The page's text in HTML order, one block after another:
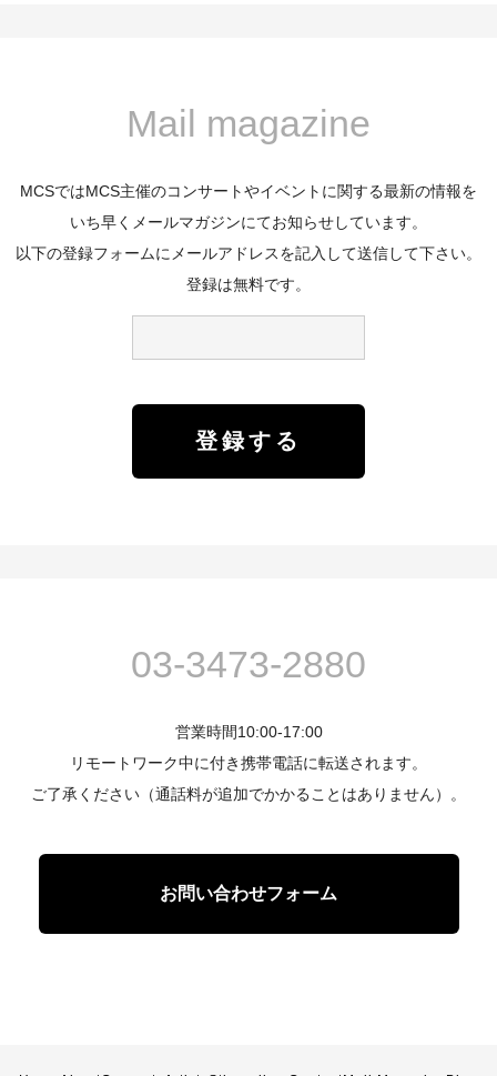
Mail magazine
MCSではMCS主催のコンサートやイベントに関する最新の情報を
いち早くメールマガジンにてお知らせしています。
以下の登録フォームにメールアドレスを記入して送信して下さい。
登録は無料です。
03-3473-2880
営業時間10:00-17:00
リモートワーク中に付き携帯電話に転送されます。
ご了承ください（通話料が追加でかかることはありません）。
お問い合わせフォーム